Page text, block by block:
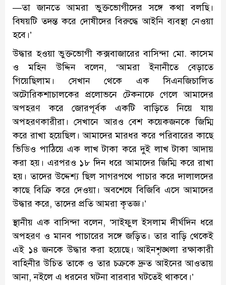
—তা জানতে আমরা ভুক্তভোগীদের সঙ্গে কথা বলছি।
বিষয়টি তদন্ত করে দোষীদের বিরুদ্ধে আইনি ব্যবস্থা নেওয়া
হবে।’
উদ্ধার হওয়া ভুক্তভোগী কক্সবাজারের বাসিন্দা মো. কাসেম
ও মহিন উদ্দিন বলেন, ‘আমরা ইনানীতে বেড়াতে
গিয়েছিলাম। সেখান থেকে এক সিএনজিচালিত
অটোরিকশাচালকের প্রলোভনে টেকনাফে গেলে আমাদের
অপহরণ করে জোরপূর্বক একটি বাড়িতে নিয়ে যায়
অপহরণকারীরা। সেখানে আরও বেশ কয়েকজনকে জিম্মি
করে রাখা হয়েছিল। আমাদের মারধর করে পরিবারের কাছে
ভিডিও পাঠিয়ে এক লাখ টাকা করে দুই লাখ টাকা আদায়
করা হয়। এরপরও ১৮ দিন ধরে আমাদের জিম্মি করে রাখা
হয়। তাদের উদ্দেশ্য ছিল সাগরপথে পাচার করে দালালদের
কাছে বিক্রি করে দেওয়া। অবশেষে বিজিবি এসে আমাদের
উদ্ধার করে, তাদের প্রতি আমরা কৃতজ্ঞ।’
স্থানীয় এক বাসিন্দা বলেন, ‘সাইফুল ইসলাম দীর্ঘদিন ধরে
অপহরণ ও মানব পাচারের সঙ্গে জড়িত। তার বাড়ি থেকেই
এই ১৪ জনকে উদ্ধার করা হয়েছে। আইনশৃঙ্খলা রক্ষাকারী
বাহিনীর উচিত তাকে ও তার চক্রকে দ্রুত আইনের আওতায়
আনা, নইলে এ ধরনের ঘটনা বারবার ঘটতেই থাকবে।’